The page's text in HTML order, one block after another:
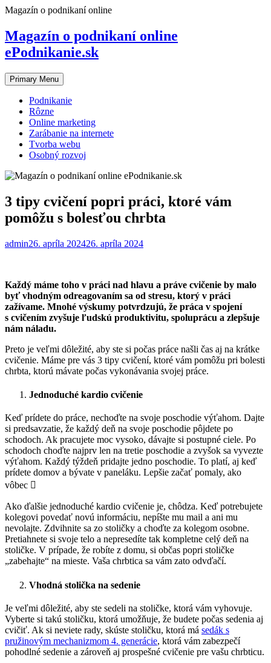
Skip
content
Magazín o podnikaní online
Magazín o podnikaní online
ePodnikanie.sk
Primary Menu
Podnikanie
Rôzne
Online marketing
Zarábanie na internete
Tvorba webu
Osobný rozvoj
3 tipy cvičení popri práci, ktoré vám
pomôžu s bolesťou chrbta
admin26. apríla 202426. apríla 2024
Každý máme toho v práci nad hlavu a práve cvičenie by malo
byť vhodným odreagovaním sa od stresu, ktorý v práci
zažívame. Mnohé výskumy potvrdzujú, že práca v spojení
s cvičením zvyšuje ľudskú produktivitu, spoluprácu a zlepšuje
nám náladu.
Preto je veľmi dôležité, aby ste si počas práce našli čas aj na krátke
cvičenie. Máme pre vás 3 tipy cvičení, ktoré vám pomôžu pri bolesti
chrbta, ktorú mávate počas vykonávania svojej práce.
Jednoduché kardio cvičenie
Keď prídete do práce, nechoďte na svoje poschodie výťahom. Dajte
si predsavzatie, že každý deň na svoje poschodie pôjdete po
schodoch. Ak pracujete moc vysoko, dávajte si postupné ciele. Po
schodoch choďte najprv len na tretie poschodie a zvyšok sa vyvezte
výťahom. Každý týždeň pridajte jedno poschodie. To platí, aj keď
prídete domov a bývate v paneláku. Lepšie začať pomaly, ako
vôbec 
Ako ďalšie jednoduché kardio cvičenie je, chôdza. Keď potrebujete
kolegovi povedať novú informáciu, nepíšte mu mail a ani mu
nevolajte. Zdvihnite sa zo stoličky a choďte za kolegom osobne.
Pretiahnete si svoje telo a nepresedíte tak kompletne celý deň na
stoličke. V prípade, že robíte z domu, si občas popri stoličke
„zabehajte“ na mieste. Vaša chrbtica sa vám zato odvďačí.
Vhodná stolička na sedenie
Je veľmi dôležité, aby ste sedeli na stoličke, ktorá vám vyhovuje.
Vyberte si takú stoličku, ktorá umožňuje, že budete počas sedenia aj
cvičiť. Ak si neviete rady, skúste stoličku, ktorá má sedák s
pružinovým mechanizmom 4. generácie, ktorá vám zabezpečí
pohodlné sedenie a zároveň aj prospešné cvičenie pre vašu chrbticu.